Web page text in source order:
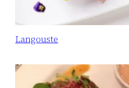
Langouste